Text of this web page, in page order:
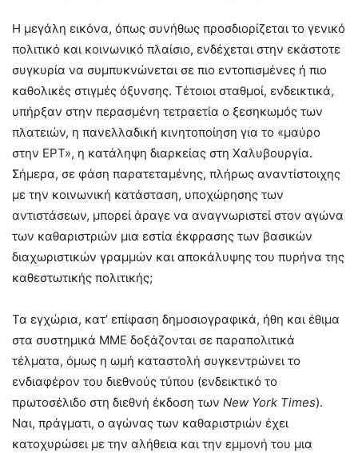
Η μεγάλη εικόνα, όπως συνήθως προσδιορίζεται το γενικό
πολιτικό και κοινωνικό πλαίσιο, ενδέχεται στην εκάστοτε
συγκυρία να συμπυκνώνεται σε πιο εντοπισμένες ή πιο
καθολικές στιγμές όξυνσης. Τέτοιοι σταθμοί, ενδεικτικά,
υπήρξαν στην περασμένη τετραετία ο ξεσηκωμός των
πλατειών, η πανελλαδική κινητοποίηση για το «μαύρο
στην ΕΡΤ», η κατάληψη διαρκείας στη Χαλυβουργία.
Σήμερα, σε φάση παρατεταμένης, πλήρως αναντίστοιχης
με την κοινωνική κατάσταση, υποχώρησης των
αντιστάσεων, μπορεί άραγε να αναγνωριστεί στον αγώνα
των καθαριστριών μια εστία έκφρασης των βασικών
διαχωριστικών γραμμών και αποκάλυψης του πυρήνα της
καθεστωτικής πολιτικής;
Τα εγχώρια, κατ’ επίφαση δημοσιογραφικά, ήθη και έθιμα
στα συστημικά ΜΜΕ δοξάζονται σε παραπολιτικά
τέλματα, όμως η ωμή καταστολή συγκεντρώνει το
ενδιαφέρον του διεθνούς τύπου (ενδεικτικό το
πρωτοσέλιδο στη διεθνή έκδοση των New York Times).
Ναι, πράγματι, ο αγώνας των καθαριστριών έχει
κατοχυρώσει με την αλήθεια και την εμμονή του μια